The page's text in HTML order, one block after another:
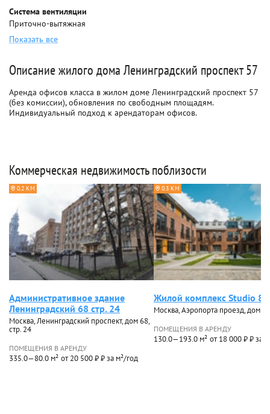
Система вентиляции
Приточно-вытяжная
Показать все
Описание жилого дома Ленинградский проспект 57
Аренда офисов класса в жилом доме Ленинградский проспект 57
(без комиссии), обновления по свободным площадям.
Индивидуальный подход к арендаторам офисов.
Коммерческая недвижимость поблизости
0.2 КМ
Административное здание
Ленинградский 68 стр. 24
Москва, Ленинградский проспект, дом 68,
стр. 24
ПОМЕЩЕНИЯ В АРЕНДУ
335.0—80.0 м² от 20 500 ₽ ₽ за м²/год
0.3 КМ
Жилой комплекс Studio 8
Москва, Аэропорта проезд, дом 8,
ПОМЕЩЕНИЯ В АРЕНДУ
130.0—193.0 м² от 18 000 ₽ ₽ за